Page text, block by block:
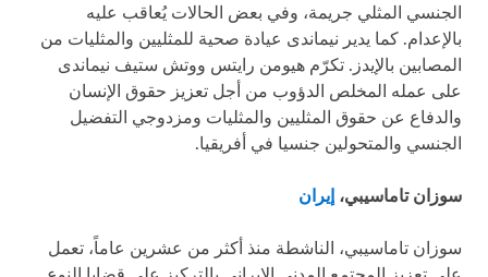
الجنسي المثلي جريمة، وفي بعض الحالات يُعاقب عليه
بالإعدام. كما يدير نيماندى عيادة صحية للمثليين والمثليات من
المصابين بالإيدز. تكرّم هيومن رايتس ووتش ستيف نيماندى
على عمله المخلص الدؤوب من أجل تعزيز حقوق الإنسان
والدفاع عن حقوق المثليين والمثليات ومزدوجي التفضيل
الجنسي والمتحولين جنسيا في أفريقيا.
سوزان تاماسيبي، إيران
سوزان تاماسيبي، الناشطة منذ أكثر من عشرين عاماً، تعمل